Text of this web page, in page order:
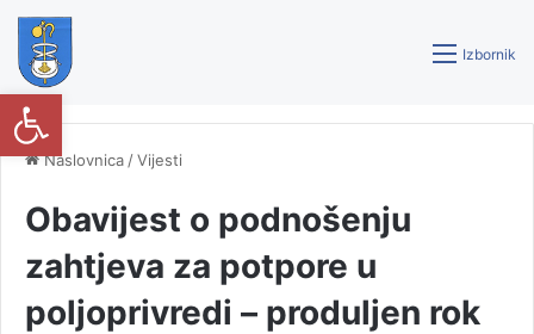
Izbornik
Naslovnica /Vijesti
Obavijest o podnošenju
zahtjeva za potpore u
poljoprivredi – produljen rok
Open toolbar